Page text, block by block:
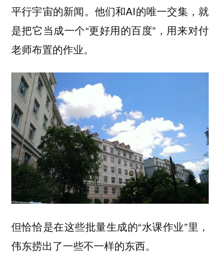
平行宇宙的新闻。他们和AI的唯一交集，就
是把它当成一个“更好用的百度”，用来对付
老师布置的作业。
但恰恰是在这些批量生成的“水课作业”里，
伟东捞出了一些不一样的东西。